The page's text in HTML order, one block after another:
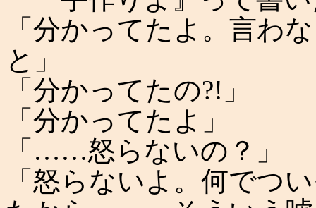
「分かってたよ。言わ
と」
「分かってたの?!」
「分かってたよ」
「……怒らないの？」
「怒らないよ。何でつ